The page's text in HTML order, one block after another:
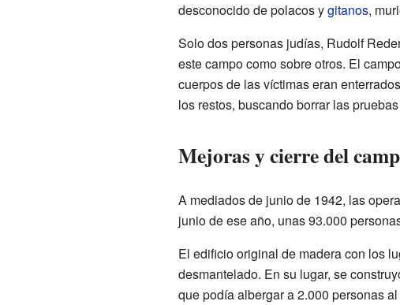
desconocido de polacos ygitanos,
Solo dos personas judías, Rudolf
este campo como sobre otros. El
cuerpos de las víctimas eran
los restos, buscando borrar las
Mejoras y cierre del
A mediados de junio de 1942, las
junio de ese año, unas 93.000
El edificio original de madera con los
desmantelado. En su lugar, se
que podía albergar a 2.000 personas